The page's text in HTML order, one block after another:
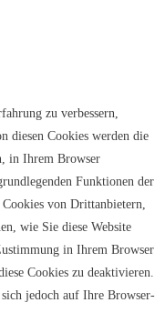
zu verbessern,
diesen Cookies werden die
in Ihrem Browser
Funktionen der
von Drittanbietern,
wie Sie diese Website
in Ihrem Browser
Cookies zu deaktivieren.
jedoch auf Ihre Browser-